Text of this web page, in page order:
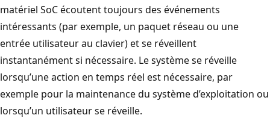
matériel SoC écoutent toujours des événements
intéressants (par exemple, un paquet réseau ou une
entrée utilisateur au clavier) et se réveillent
instantanément si nécessaire. Le système se réveille
lorsqu’une action en temps réel est nécessaire, par
exemple pour la maintenance du système d’exploitation ou
lorsqu’un utilisateur se réveille.